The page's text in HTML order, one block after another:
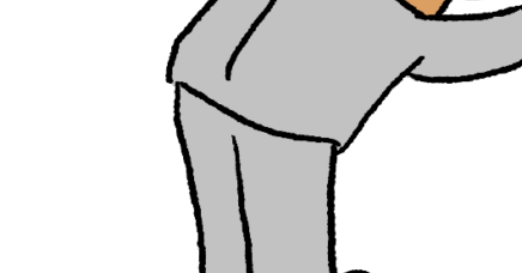
人の体は方丈記？川の水のよう
に毎日変わり続ける私たちの体
経皮毒はあります。清潔好きな
日本人だからこそ引き起こる冷
え症